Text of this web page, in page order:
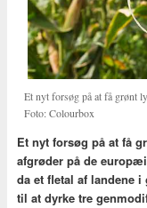
Et nyt forsøg på at få grønt
Foto: Colourbox
Et nyt forsøg på at få
afgrøder på de
da et fletal af landene
til at dyrke tre